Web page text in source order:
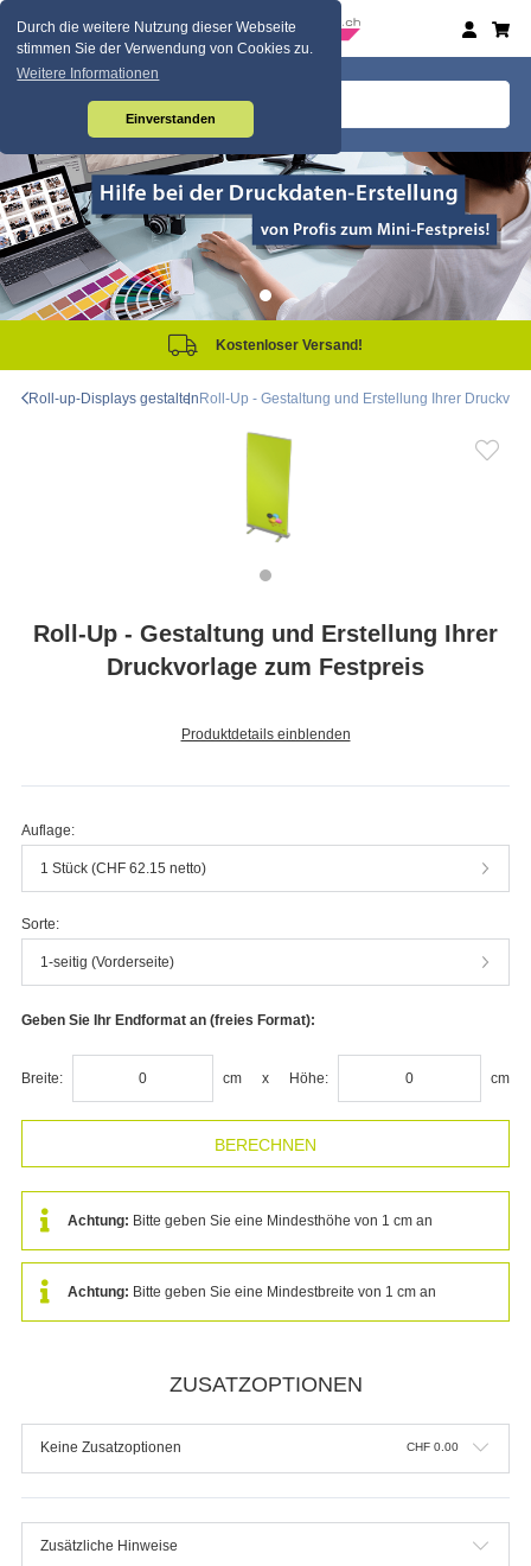
Durch die weitere Nutzung dieser Webseite
stimmen Sie der Verwendung von Cookies zu.
Weitere Informationen
Einverstanden
Kostenloser Versand!
Roll-up-Displays gestaltenRoll-Up - Gestaltung und Erstellung Ihrer
Roll-Up - Gestaltung und Erstellung Ihrer
Druckvorlage zum Festpreis
Produktdetails einblenden
Auflage:
1 Stück (CHF 62.15 netto)
Sorte:
1-seitig (Vorderseite)
Geben Sie Ihr Endformat an (freies Format):
Breite: cm x Höhe: cm
Achtung: Bitte geben Sie eine Mindesthöhe von 1 cm an
Achtung: Bitte geben Sie eine Mindestbreite von 1 cm an
ZUSATZOPTIONEN
Keine Zusatzoptionen CHF 0.00
Zusätzliche Hinweise